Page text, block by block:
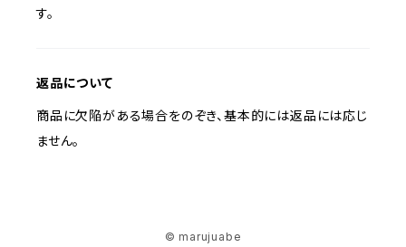
す。
返品について
商品に欠陥がある場合をのぞき、基本的には返品には応じ
ません。
© marujuabe